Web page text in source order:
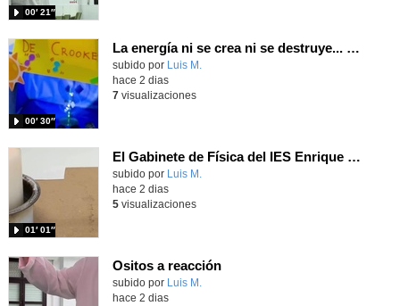
00′ 21″
La energía ni se crea ni se destruye... ¡se experimenta! El Tierno en la Feria Madrid es Ciencia 2026
Contenido educativo.
subido por Luis M.
00′ 30″
hace 2 dias
7visualizaciones
El Gabinete de Física del IES Enrique Tierno Galván de Parla (Curso 25-26)
Contenido educativo.
subido por Luis M.
01′ 01″
hace 2 dias
5visualizaciones
Ositos a reacción
Contenido educativo.
subido por Luis M.
hace 2 dias